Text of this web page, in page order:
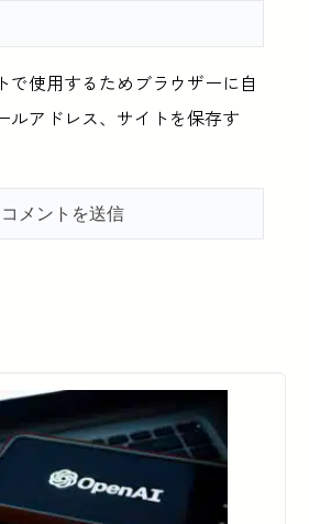
で使用するためブラウザーに自
ルアドレス、サイトを保存す